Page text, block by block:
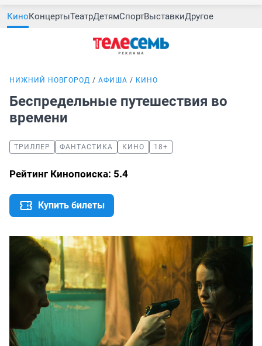
КиноКонцертыТеатрДетямСпортВыставкиДругое
НИЖНИЙ НОВГОРОД АФИША КИНО
Беспредельные путешествия во
времени
ТРИЛЛЕР ФАНТАСТИКА КИНО 18+
Рейтинг Кинопоиска: 5.4
Купить билеты